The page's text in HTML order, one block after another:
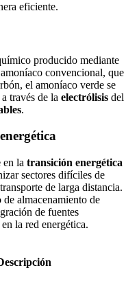
eficiente.
producido mediante
convencional, que
el amoníaco verde se
través de la electrólisis del
.
en la transición energética
sectores difíciles de
de larga distancia.
almacenamiento de
de fuentes
la red energética.